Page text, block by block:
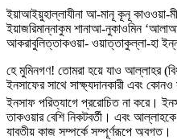
ইয়াআইয়ুহাল্লাযীনা আ-মানূ কূনূ কাওওয়া-
ইয়াজরিমান্নাকুম শানাআ-নুকাওমিন
আকরাবুলিত্তাকওয়া- ওয়াত্তাকুল্লা-হা
হে মুমিনগণ! তোমরা হয়ে যাও আল্লাহর
ইনসাফের সাথে সাক্ষ্যদানকারী এবং
ইনসাফ পরিত্যাগে প্ররোচিত না করে।
তাকওয়ার বেশি নিকটবর্তী। এবং
যাবতীয় কাজ সম্পর্কে সম্পূর্ণরূপে অবগত।